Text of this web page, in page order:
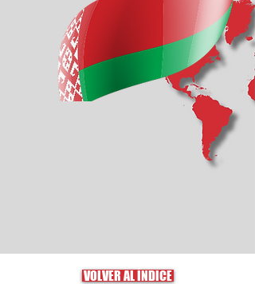
VOLVER AL ÍNDICE